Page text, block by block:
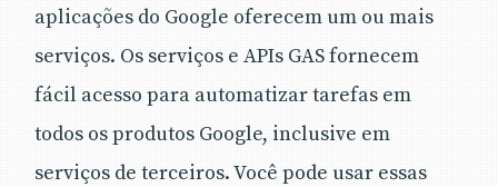
aplicações do Google oferecem um ou mais
serviços. Os serviços e APIs GAS fornecem
fácil acesso para automatizar tarefas em
todos os produtos Google, inclusive em
serviços de terceiros. Você pode usar essas